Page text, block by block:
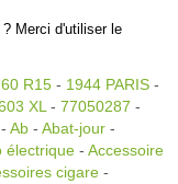
Merci d'utiliser le
R15 - 1944 PARIS -
XL - 77050287 -
- Ab - Abat-jour -
électrique - Accessoire
cigare -